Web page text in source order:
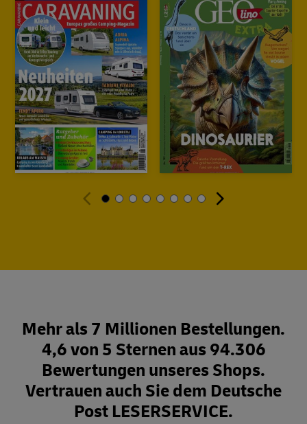
Mehr als 7 Millionen Bestellungen.
4,6 von 5 Sternen aus 94.306
Bewertungen unseres Shops.
Vertrauen auch Sie dem Deutsche
Post LESERSERVICE.